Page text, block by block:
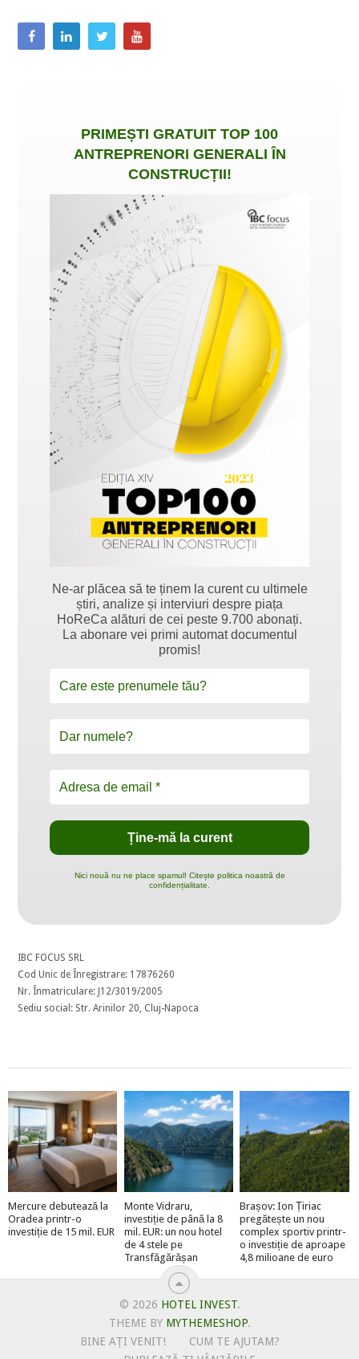
PRIMEȘTI GRATUIT TOP 100
ANTREPRENORI GENERALI ÎN
CONSTRUCȚII!
Ne-ar plăcea să te ținem la curent cu ultimele
știri, analize și interviuri despre piața
HoReCa alături de cei peste 9.700 abonați.
La abonare vei primi automat documentul
promis!
Nici nouă nu ne place spamul! Citește politica noastră de
confidențialitate.
IBC FOCUS SRL
Cod Unic de Înregistrare: 17876260
Nr. Înmatriculare: J12/3019/2005
Sediu social: Str. Arinilor 20, Cluj-Napoca
Mercure debutează la
Oradea printr-o
investiție de 15 mil. EUR
Monte Vidraru,
investiție de până la 8
mil. EUR: un nou hotel
de 4 stele pe
Transfăgărășan
Brașov: Ion Țiriac
pregătește un nou
complex sportiv printr-
o investiție de aproape
4,8 milioane de euro
© 2026 HOTEL INVEST.
THEME BY MYTHEMESHOP.
BINE AȚI VENIT!
CUM TE AJUTAM?